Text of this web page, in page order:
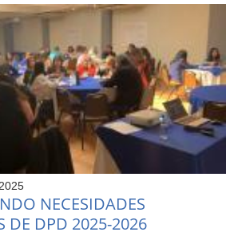
NECESIDADES
DE DPD 2025-2026